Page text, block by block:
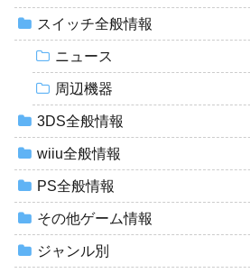
スイッチ全般情報
ニュース
周辺機器
3DS全般情報
wiiu全般情報
PS全般情報
その他ゲーム情報
ジャンル別